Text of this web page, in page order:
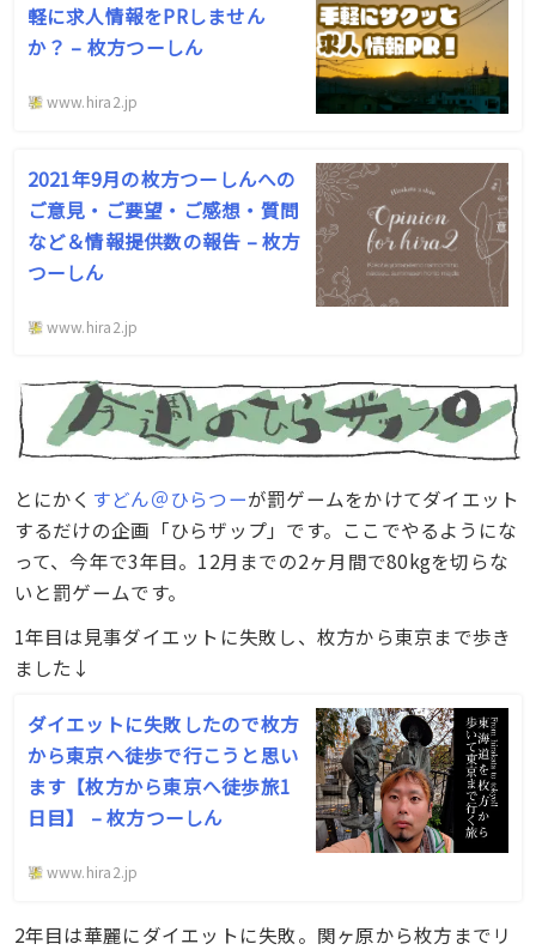
軽に求人情報をPRしません
か？ – 枚方つーしん
www.hira2.jp
2021年9月の枚方つーしんへの
ご意見・ご要望・ご感想・質問
など＆情報提供数の報告 – 枚方
つーしん
www.hira2.jp
とにかく すどん＠ひらつーが罰ゲームをかけてダイエット
するだけの企画「ひらザップ」です。ここでやるようにな
って、今年で3年目。12月までの2ヶ月間で80kgを切らな
いと罰ゲームです。
1年目は見事ダイエットに失敗し、枚方から東京まで歩き
ました↓
ダイエットに失敗したので枚方
から東京へ徒歩で行こうと思い
ます【枚方から東京へ徒歩旅1
日目】 – 枚方つーしん
www.hira2.jp
2年目は華麗にダイエットに失敗。関ヶ原から枚方までリ